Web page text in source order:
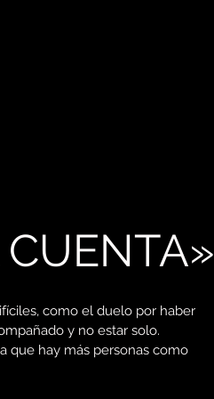
como el duelo por haber
y no estar solo.
que hay más personas como